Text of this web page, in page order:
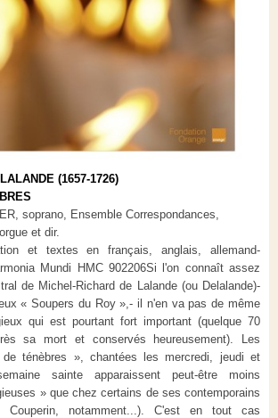
(1657-1726)
soprano, Ensemble Correspondances,
et dir.
et textes en français, anglais, allemand-
Mundi HMC 902206Si l'on connaît assez
de Michel-Richard de Lalande (ou Delalande)-
« Soupers du Roy »,- il n'en va pas de même
qui est pourtant fort important (quelque 70
sa mort et conservés heureusement). Les
ténèbres », chantées les mercredi, jeudi et
sainte apparaissent peut-être moins
» que chez certains de ses contemporains
Couperin, notamment...). C'est en tout cas